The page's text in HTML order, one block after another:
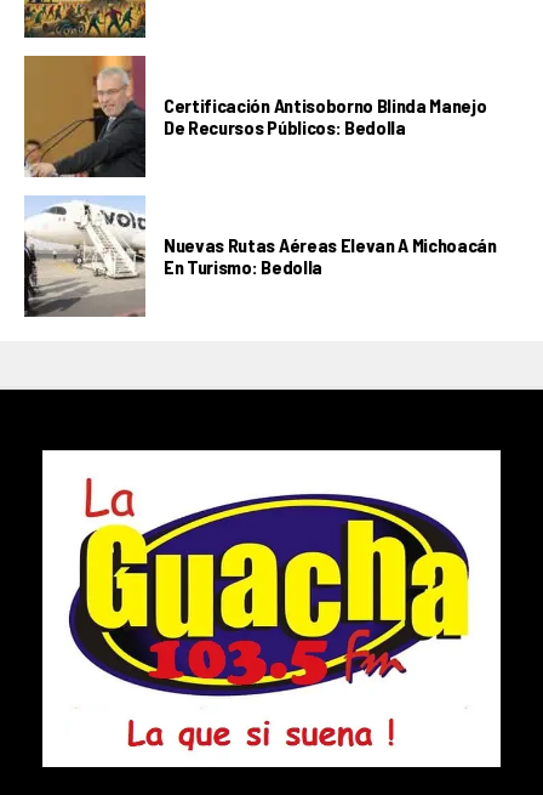
Certificación Antisoborno Blinda Manejo
De Recursos Públicos: Bedolla
Nuevas Rutas Aéreas Elevan A Michoacán
En Turismo: Bedolla